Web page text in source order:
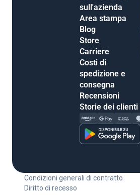
sull'azienda
Area stampa
Blog
Store
Carriere
Costi di
spedizione e
consegna
Recensioni
Storie dei clienti
Condizioni generali di contratto
Diritto di recesso